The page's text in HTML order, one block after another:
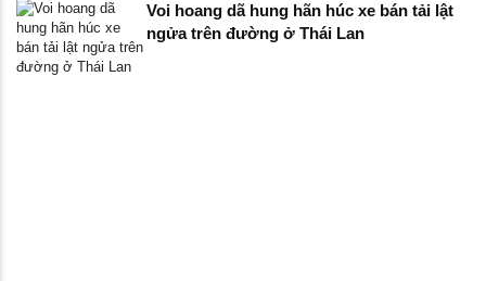
Voi hoang dã hung hãn húc xe bán tải lật
ngửa trên đường ở Thái Lan